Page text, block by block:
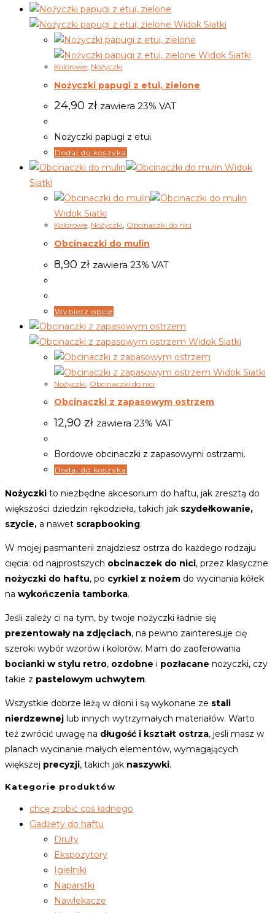
Widok Siatki
Widok Siatki
Kolorowe, Nożyczki
Nożyczki papugi z etui, zielone
24,90 zł zawiera 23% VAT
Nożyczki papugi z etui.
Dodaj do koszyka
Widok
Siatki
Widok Siatki
Kolorowe, Nożyczki, Obcinaczki do nici
Obcinaczki do mulin
8,90 zł zawiera 23% VAT
Wybierz opcje
Widok Siatki
Widok Siatki
Nożyczki Obcinaczki do nici
Obcinaczki z zapasowym ostrzem
12,90 zł zawiera 23% VAT
Bordowe obcinaczki z zapasowymi ostrzami.
Dodaj do koszyka
Nożyczki to niezbędne akcesorium do haftu, jak zresztą do
większości dziedzin rękodzieła, takich jak szydełkowanie,
szycie, a nawet scrapbooking.
W mojej pasmanterii znajdziesz ostrza do każdego rodzaju
cięcia: od najprostszych obcinaczek do nici, przez klasyczne
nożyczki do haftu, po cyrkiel z nożem do wycinania kółek
na wykończenia tamborka.
Jeśli zależy ci na tym, by twoje nożyczki ładnie się
prezentowały na zdjęciach, na pewno zainteresuje cię
szeroki wybór wzorów i kolorów. Mam do zaoferowania
bocianki w stylu retro, ozdobne i pozłacane nożyczki, czy
takie z pastelowym uchwytem.
Wszystkie dobrze leżą w dłoni i są wykonane ze stali
nierdzewnej lub innych wytrzymałych materiałów. Warto
też zwrócić uwagę na długość i kształt ostrza, jeśli masz w
planach wycinanie małych elementów, wymagających
większej precyzji, takich jak naszywki.
Kategorie produktów
chcę zrobić coś ładnego
Gadżety do haftu
Druty
Ekspozytory
Igielniki
Naparstki
Nawlekacze